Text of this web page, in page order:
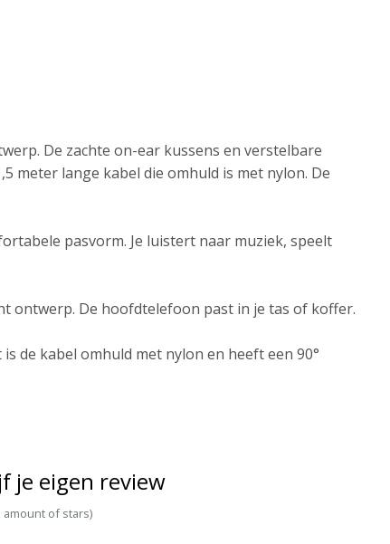
De zachte on-ear kussens en verstelbare
meter lange kabel die omhuld is met nylon. De
pasvorm. Je luistert naar muziek, speelt
ontwerp. De hoofdtelefoon past in je tas of koffer.
de kabel omhuld met nylon en heeft een 90°
je eigen review
amount of stars)